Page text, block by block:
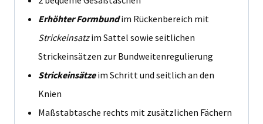
Erhöhter Formbundim Rückenbereich mit
Strickeinsatzim Sattel sowie seitlichen
Strickeinsätzen zur Bundweitenregulierung
Strickeinsätzeim Schritt und seitlich an den
Knien
Maßstabtasche rechts mit zusätzlichen Fächern